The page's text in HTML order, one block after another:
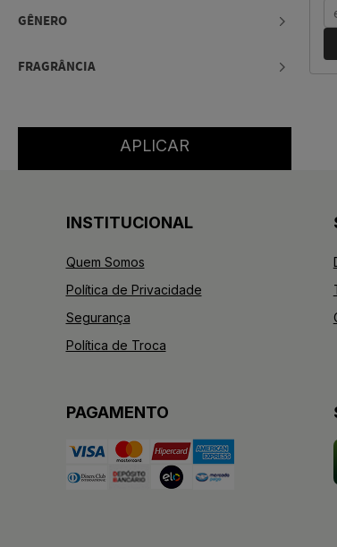
GÊNERO
FRAGRÂNCIA
INSTITUCIONAL
Quem Somos
Política de Privacidade
Segurança
Política de Troca
PAGAMENTO